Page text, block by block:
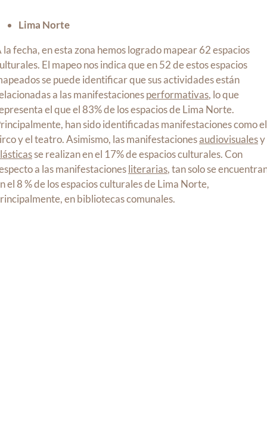
Lima Norte
la fecha, en esta zona hemos logrado mapear 62 espacios
El mapeo nos indica que en 52 de estos espacios
se puede identificar que sus actividades están
a las manifestacionesperformativas, lo que
el que el 83% de los espacios de Lima Norte.
han sido identificadas manifestaciones como el
y el teatro. Asimismo, las manifestacionesaudiovisualesy
se realizan en el 17% de espacios culturales. Con
a las manifestacionesliterarias, tan solo se
el 8 % de los espacios culturales de Lima Norte,
en bibliotecas comunales.